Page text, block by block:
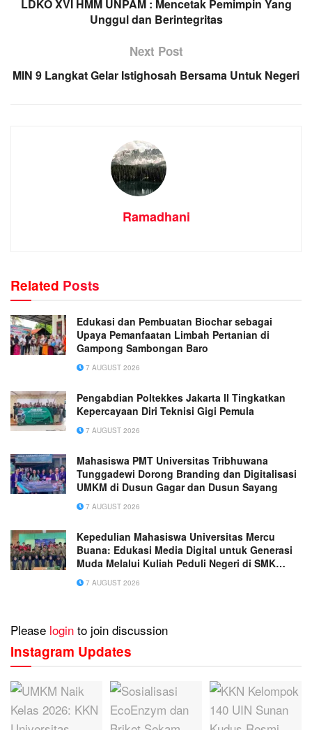
LDKO XVI HMM UNPAM : Mencetak Pemimpin Yang
Unggul dan Berintegritas
Next Post
MIN 9 Langkat Gelar Istighosah Bersama Untuk Negeri
Ramadhani
Related Posts
Edukasi dan Pembuatan Biochar sebagai
Upaya Pemanfaatan Limbah Pertanian di
Gampong Sambongan Baro
7 AUGUST 2026
Pengabdian Poltekkes Jakarta II Tingkatkan
Kepercayaan Diri Teknisi Gigi Pemula
7 AUGUST 2026
Mahasiswa PMT Universitas Tribhuwana
Tunggadewi Dorong Branding dan Digitalisasi
UMKM di Dusun Gagar dan Dusun Sayang
7 AUGUST 2026
Kepedulian Mahasiswa Universitas Mercu
Buana: Edukasi Media Digital untuk Generasi
Muda Melalui Kuliah Peduli Negeri di SMK
Muhammadiyah 1 Tangerang
7 AUGUST 2026
Please login to join discussion
Instagram Updates